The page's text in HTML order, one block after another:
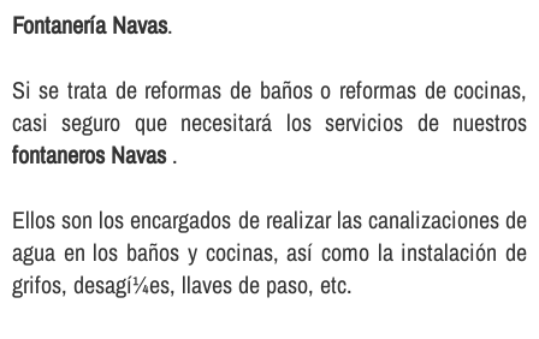
Fontanerí­a Navas.
Si se trata de reformas de baños o reformas de cocinas,
casi seguro que necesitará los servicios de nuestros
fontaneros Navas.
Ellos son los encargados de realizar las canalizaciones de
agua en los baños y cocinas, así­ como la instalación de
grifos, desagí¼es, llaves de paso, etc.